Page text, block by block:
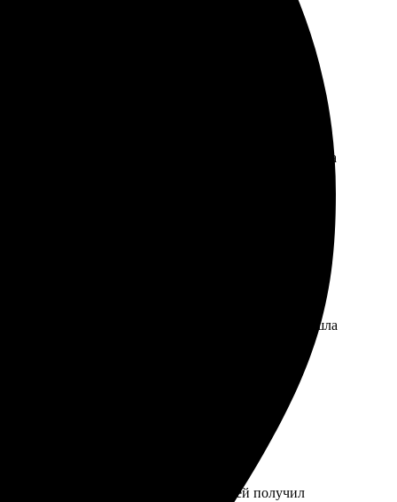
пару дней забрала, качество потрясающее! Ребята
оформления заказа прост и удобен. Упаковка пришла
оформил заказ и через несколько дней получил